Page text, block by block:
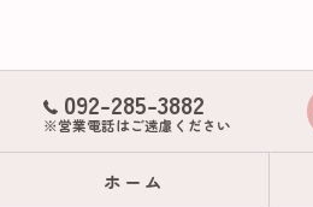
092-285-3882
※営業電話はご遠慮ください
ホーム